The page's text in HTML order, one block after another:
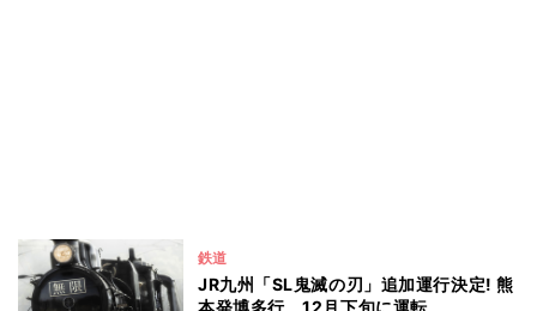
鉄道
JR九州「SL鬼滅の刃」追加運行決定! 熊
本発博多行、12月下旬に運転